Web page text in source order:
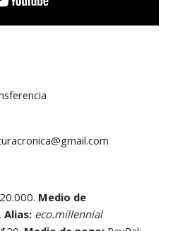
Medio de
.Alias:eco.millennial